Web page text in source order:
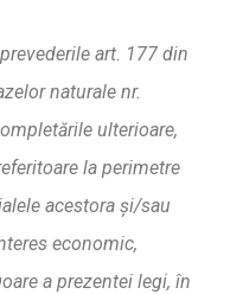
art. 177 din
naturale nr.
ările ulterioare,
la perimetre
acestorași/sau
economic,
a prezentei legi, în